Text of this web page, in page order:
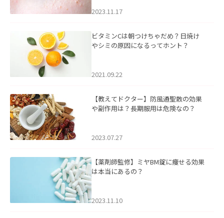
2023.11.17
ビタミンCは朝つけちゃだめ？日焼け
やシミの原因になるってホント？
2021.09.22
【教えてドクター】防風通聖散の効果
や副作用は？長期服用は危険なの？
2023.07.27
【薬剤師監修】ミヤBM錠に痩せる効果
は本当にあるの？
2023.11.10